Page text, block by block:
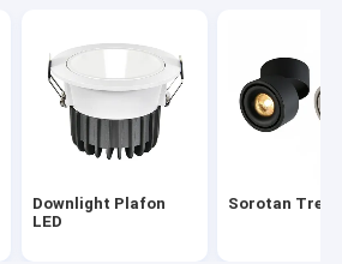
Downlight Plafon
LED
Sorotan Trek